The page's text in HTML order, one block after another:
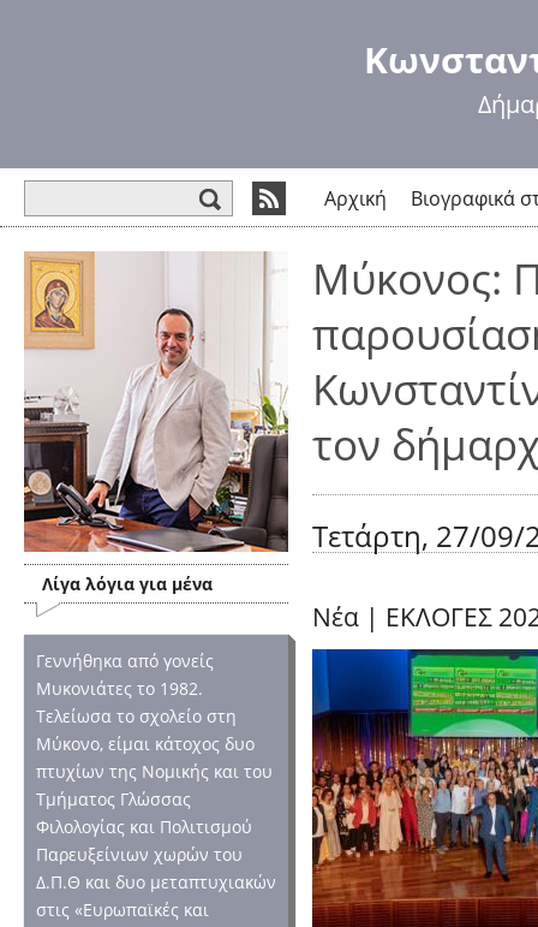
Αρχική Βιογραφικά
Λίγα λόγια για μένα
Γεννήθηκα από γονείς
Μυκονιάτες το 1982.
Τελείωσα το σχολείο στη
Μύκονο, είμαι κάτοχος δυο
πτυχίων της Νομικής και του
Τμήματος Γλώσσας
Φιλολογίας και Πολιτισμού
Παρευξείνιων χωρών του
Δ.Π.Θ και δυο μεταπτυχιακών
στις «Ευρωπαϊκές και
Μύκονος:
τον
Τετάρτη, 27/09/
Νέα | ΕΚΛΟΓΕΣ